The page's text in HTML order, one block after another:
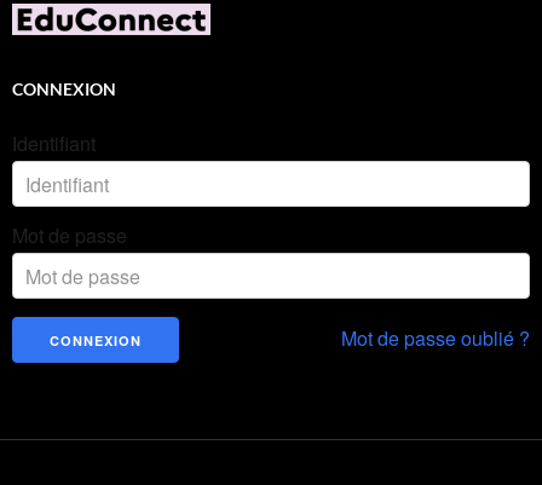
CONNEXION
Identifiant
Mot de passe
Mot de passe oublié ?